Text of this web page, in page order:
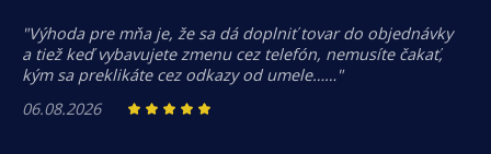
"Výhoda pre mňa je, že sa dá doplniť tovar do objednávky
a tiež keď vybavujete zmenu cez telefón, nemusíte čakať,
kým sa preklikáte cez odkazy od umele……"
06.08.2026